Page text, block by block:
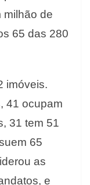
milhão de
65 das 280
imóveis.
41 ocupam
31 tem 51
65
as
e